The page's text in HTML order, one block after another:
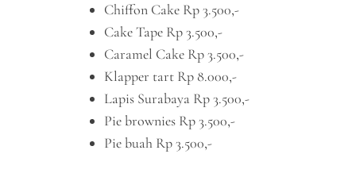
Chiffon Cake Rp 3.500,-
Cake Tape Rp 3.500,-
Caramel Cake Rp 3.500,-
Klapper tart Rp 8.000,-
Lapis Surabaya Rp 3.500,-
Pie brownies Rp 3.500,-
Pie buah Rp 3.500,-